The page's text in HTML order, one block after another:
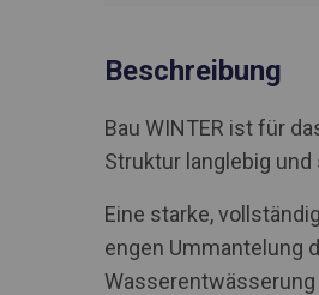
Beschreibung
Bau WINTER ist für
Struktur langlebig und
Eine starke,
engen Ummantelung
Wasserentwässerung